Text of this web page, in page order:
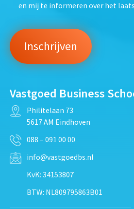
en mij te informeren over het
Vastgoed Business
Philitelaan 73
5617 AM Eindhoven
088 – 091 00 00
info@vastgoedbs.nl
KvK: 34153807
BTW: NL809795863B01